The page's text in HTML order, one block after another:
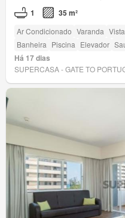
1 35 m²
Ar Condicionado Varanda
Banheira Piscina Elevador
Há 17 dias
SUPERCASA - GATE TO